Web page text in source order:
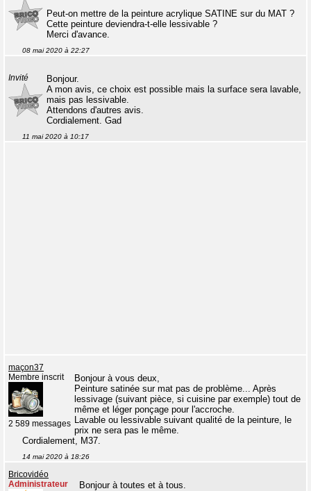
Peut-on mettre de la peinture acrylique SATINE sur du MAT ?
Cette peinture deviendra-t-elle lessivable ?
Merci d'avance.
08 mai 2020 à 22:27
Invité
Bonjour.
A mon avis, ce choix est possible mais la surface sera lavable,
mais pas lessivable.
Attendons d'autres avis.
Cordialement. Gad
11 mai 2020 à 10:17
maçon37
Membre inscrit
2 589 messages
Bonjour à vous deux,
Peinture satinée sur mat pas de problème... Après
lessivage (suivant pièce, si cuisine par exemple) tout de
même et léger ponçage pour l'accroche.
Lavable ou lessivable suivant qualité de la peinture, le
prix ne sera pas le même.
Cordialement, M37.
14 mai 2020 à 18:26
Bricovidéo
Administrateur
Bonjour à toutes et à tous.